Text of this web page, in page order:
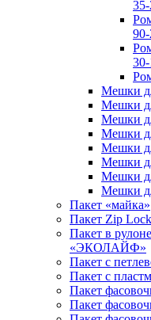
Мешки
Мешки
Мешки
Мешки
Мешки
Мешки
Мешки
Мешки
Пакет «майка»
Пакет Zip Lock
Пакет в
«ЭКОЛАЙФ»
Пакет с
Пакет с
Пакет
Пакет